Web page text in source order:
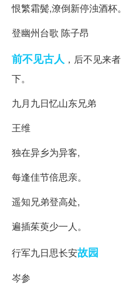
恨繁霜鬓,潦倒新停浊酒杯。
登幽州台歌 陈子昂
前不见古人 ，后不见来
下。
九月九日忆山东兄弟
王维
独在异乡为异客,
每逢佳节倍思亲。
遥知兄弟登高处,
遍插茱萸少一人。
行军九日思长安故园
岑参